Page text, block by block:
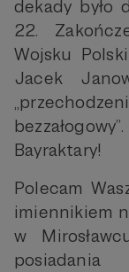
dekady było
22.
Wojsku
Jacek
Bayraktary!
Polecam
imiennikiem
w
posiadania